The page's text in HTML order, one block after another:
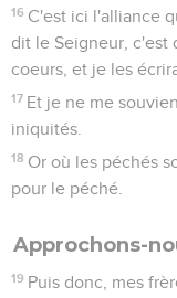
16 C'est ici l'alliance
dit le Seigneur, c'est
coeurs, et je les
17 Et je ne me
iniquités.
18 Or où les péchés
pour le péché.
Approchons-
19 Puis donc, mes